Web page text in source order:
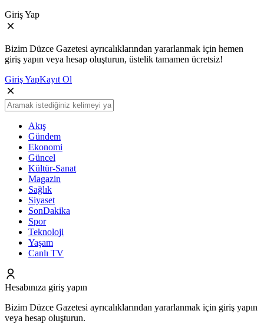
Giriş Yap
Bizim Düzce Gazetesi ayrıcalıklarından yararlanmak için hemen
giriş yapın veya hesap oluşturun, üstelik tamamen ücretsiz!
Giriş YapKayıt Ol
Akış
Gündem
Ekonomi
Güncel
Kültür-Sanat
Magazin
Sağlık
Siyaset
SonDakika
Spor
Teknoloji
Yaşam
Canlı TV
Hesabınıza giriş yapın
Bizim Düzce Gazetesi ayrıcalıklarından yararlanmak için giriş yapın
veya hesap oluşturun.